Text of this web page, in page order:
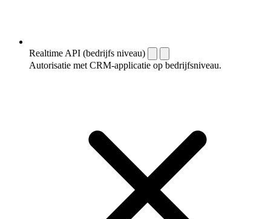
Realtime API (bedrijfs niveau)
Autorisatie met CRM-applicatie op bedrijfsniveau.